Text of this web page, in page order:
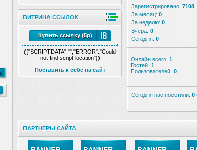
Зарегистрировано: 7108
За месяц: 0
За неделю: 0
Вчера: 0
Сегодня: 0
Онлайн всего: 1
Гостей: 1
Пользователей: 0
Сегодня нас посетили: 0
ВИТРИНА ССЫЛОК
Купить ссылку (5р)
({"SCRIPTDATA":"","ERROR":"Could
not find script location"})
Поставить к себе на сайт
ПАРТНЕРЫ САЙТА